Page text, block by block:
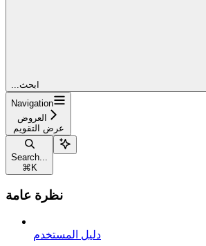
...ابحث
Navigation
العروض
عرض التقويم
Search...
⌘ K
نظرة عامة
دليل المستخدم